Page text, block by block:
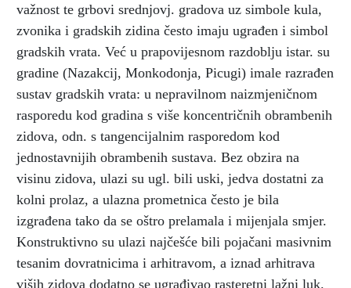
važnost te grbovi srednjovj. gradova uz simbole kula,
zvonika i gradskih zidina često imaju ugrađen i simbol
gradskih vrata. Već u prapovijesnom razdoblju istar. su
gradine (Nazakcij, Monkodonja, Picugi) imale razrađen
sustav gradskih vrata: u nepravilnom naizmjeničnom
rasporedu kod gradina s više koncentričnih obrambenih
zidova, odn. s tangencijalnim rasporedom kod
jednostavnijih obrambenih sustava. Bez obzira na
visinu zidova, ulazi su ugl. bili uski, jedva dostatni za
kolni prolaz, a ulazna prometnica često je bila
izgrađena tako da se oštro prelamala i mijenjala smjer.
Konstruktivno su ulazi najčešće bili pojačani masivnim
tesanim dovratnicima i arhitravom, a iznad arhitrava
viših zidova dodatno se ugrađivao rasteretni lažni luk.